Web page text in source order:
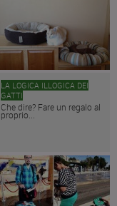
LA LOGICA ILLOGICA DEI
GATTI
Che dire? Fare un regalo al
proprio...